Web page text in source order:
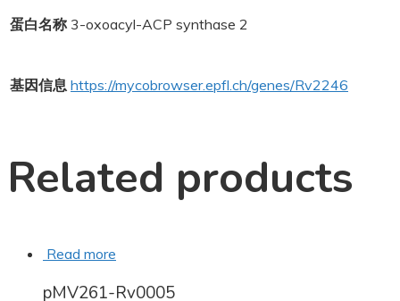
蛋白名称 3-oxoacyl-ACP synthase 2
基因信息 https://mycobrowser.epfl.ch/genes/Rv2246
Related products
Read more
pMV261-Rv0005